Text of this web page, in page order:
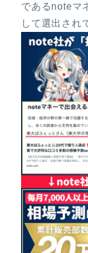
であるnoteマ
して選出され